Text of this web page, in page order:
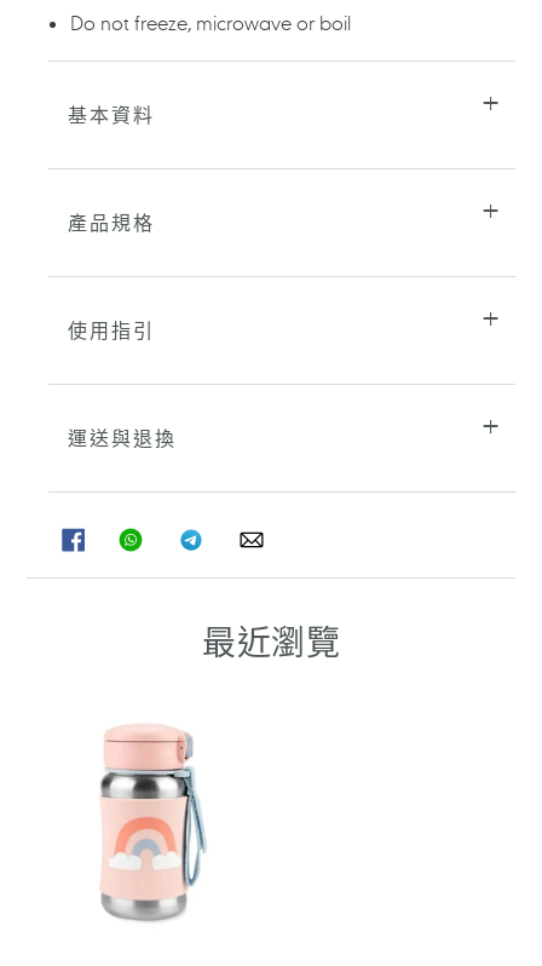
Do not freeze, microwave or boil
基本資料
產品規格
使用指引
運送與退換
FACEBOOK
分
享
WHATSAPPTELEGRAM
分
享
WHATSAPP
最近瀏覽